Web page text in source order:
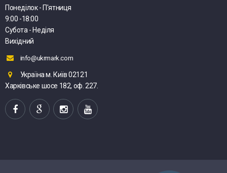
Понеділок - П'ятниця
9:00 -18:00
Субота - Неділя
Вихідний
info@ukrmark.com
Україна м. Київ 02121
Харківське шосе 182, оф. 227.